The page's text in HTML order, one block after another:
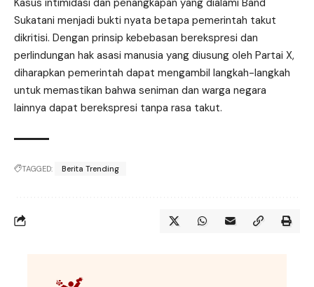
Sukatani menjadi bukti nyata betapa pemerintah takut
dikritisi. Dengan prinsip kebebasan berekspresi dan
perlindungan hak asasi manusia yang diusung oleh Partai X,
diharapkan pemerintah dapat mengambil langkah-langkah
untuk memastikan bahwa seniman dan warga negara
lainnya dapat berekspresi tanpa rasa takut.
TAGGED: Berita Trending